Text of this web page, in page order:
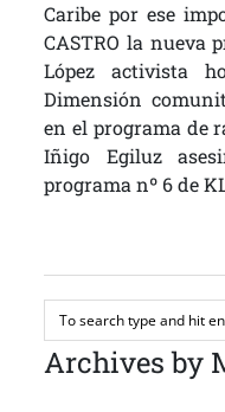
Caribe por ese
CASTRO la nueva
López activista
Dimensión
en el programa de
Iñigo Egiluz
programa nº 6 de
Archives by